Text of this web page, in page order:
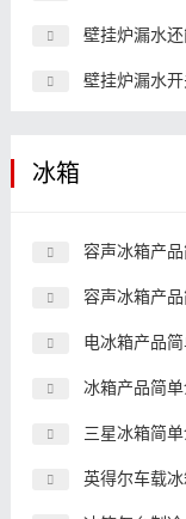
壁挂炉漏水
壁挂炉漏水
冰箱
容声冰箱产
容声冰箱产
电冰箱产品
冰箱产品简
三星冰箱简
英得尔车载